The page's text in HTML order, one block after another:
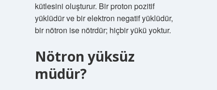
kütlesini oluşturur. Bir proton pozitif
yüklüdür ve bir elektron negatif yüklüdür,
bir nötron ise nötrdür; hiçbir yükü yoktur.
Nötron yüksüz
müdür?